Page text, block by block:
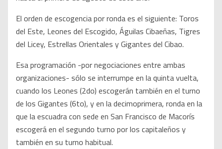
El orden de escogencia por ronda es el siguiente: Toros
del Este, Leones del Escogido, Águilas Cibaeñas, Tigres
del Licey, Estrellas Orientales y Gigantes del Cibao.
Esa programación -por negociaciones entre ambas
organizaciones- sólo se interrumpe en la quinta vuelta,
cuando los Leones (2do) escogerán también en el turno
de los Gigantes (6to), y en la decimoprimera, ronda en la
que la escuadra con sede en San Francisco de Macorís
escogerá en el segundo turno por los capitaleños y
también en su turno habitual.